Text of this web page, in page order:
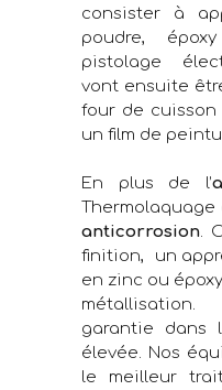
consister à
poudre,
pistolage
vont ensuite
four de cuisson
un film de
En plus de l’
Thermolaquage
anticorrosion.
finition, un
en zinc ou
garantie dans
élevée. Nos
le meilleur